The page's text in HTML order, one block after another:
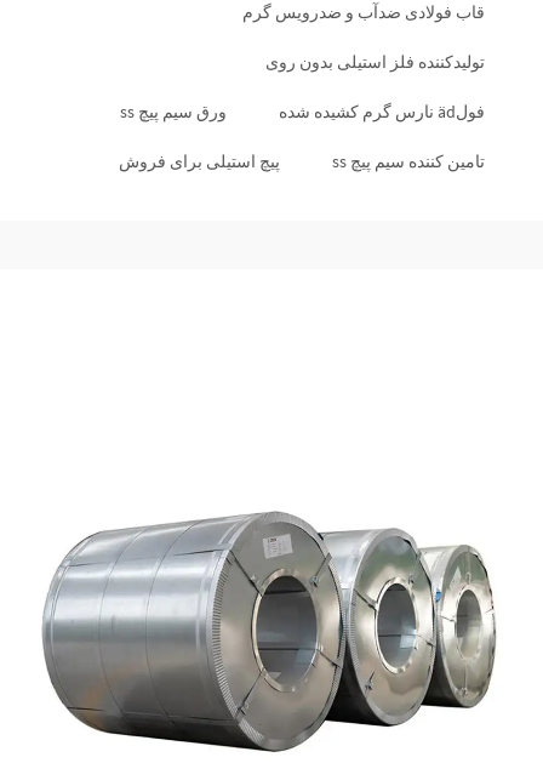
قاب فولادی ضدآب و ضدرویس گرم
تولیدکننده فلز استیلی بدون روی
فولäd نارس گرم کشیده شده ورق سیم پیچ ss
تامین کننده سیم پیچ ss پیچ استیلی برای فروش